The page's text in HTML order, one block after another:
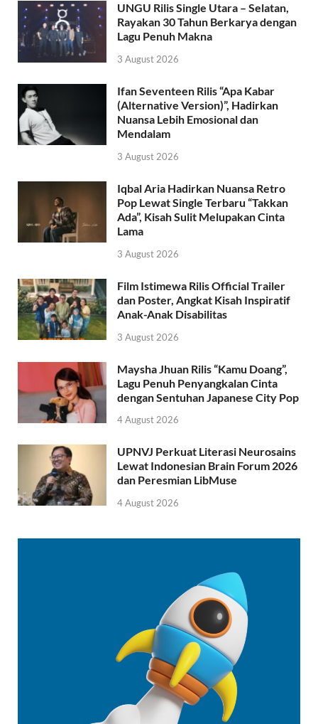
UNGU Rilis Single Utara – Selatan,
Rayakan 30 Tahun Berkarya dengan
Lagu Penuh Makna
3 August 2026
Ifan Seventeen Rilis “Apa Kabar
(Alternative Version)”, Hadirkan
Nuansa Lebih Emosional dan
Mendalam
3 August 2026
Iqbal Aria Hadirkan Nuansa Retro
Pop Lewat Single Terbaru “Takkan
Ada”, Kisah Sulit Melupakan Cinta
Lama
3 August 2026
Film Istimewa Rilis Official Trailer
dan Poster, Angkat Kisah Inspiratif
Anak-Anak Disabilitas
3 August 2026
Maysha Jhuan Rilis “Kamu Doang”,
Lagu Penuh Penyangkalan Cinta
dengan Sentuhan Japanese City Pop
4 August 2026
UPNVJ Perkuat Literasi Neurosains
Lewat Indonesian Brain Forum 2026
dan Peresmian LibMuse
4 August 2026